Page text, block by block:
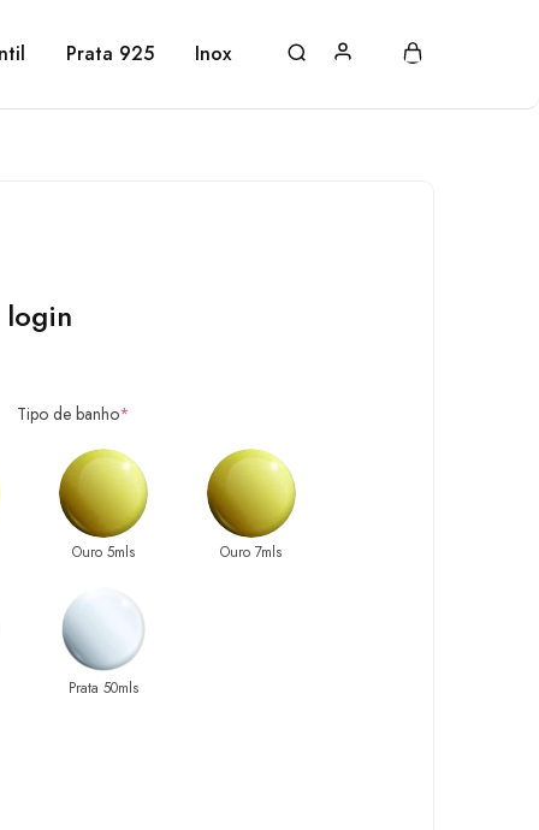
Prata 925 Inox
login
Tipo de banho*
Ouro 5mls Ouro 7mls
Prata 50mls